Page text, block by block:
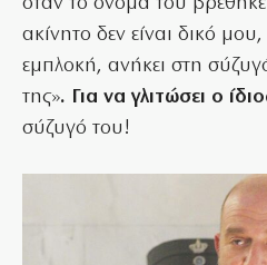
ακίνητο δεν είναι δικό
εμπλοκή, ανήκει στη
της». Για να γλιτώσει ο
σύζυγό του!